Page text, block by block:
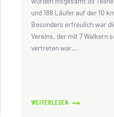
und 188 Läufer auf der 10
Besonders erfreulich war
Vereins, der mit 7 Walkern
vertreten war….
WEITERLESEN
REGE